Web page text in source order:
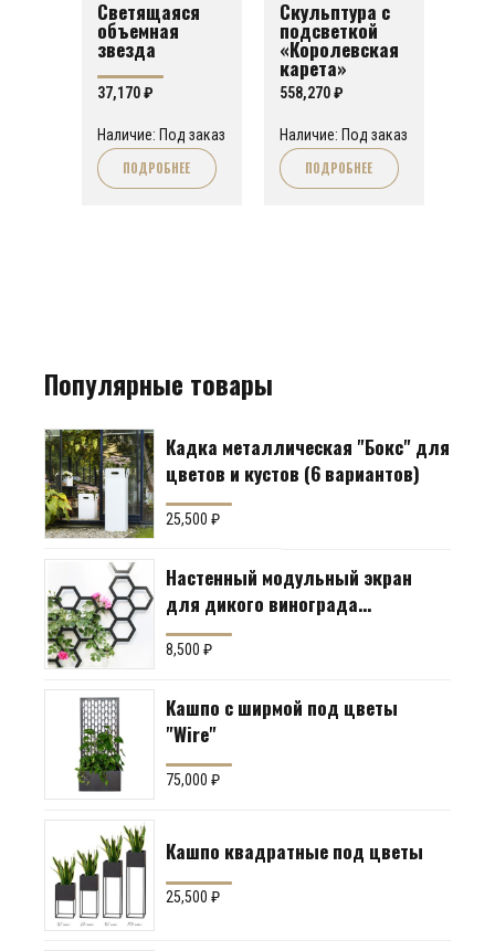
Светящаяся
объемная
звезда
37,170₽
Наличие: Под заказ
ПОДРОБНЕЕ
Скульптура с
подсветкой
«Королевская
карета»
558,270₽
Наличие: Под заказ
ПОДРОБНЕЕ
Популярные товары
Кадка металлическая "Бокс" для
цветов и кустов (6 вариантов)
25,500₽
Настенный модульный экран
для дикого винограда
"Коллекция Соты"
8,500₽
Кашпо с ширмой под цветы
"Wire"
75,000₽
Кашпо квадратные под цветы
25,500₽